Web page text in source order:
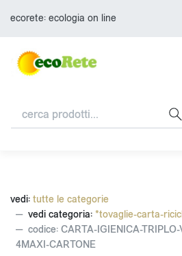
ecorete: ecologia on line
vedi: tutte le categorie
vedi categoria: *tovaglie-carta-
codice: CARTA-IGIENICA-
4MAXI-CARTONE